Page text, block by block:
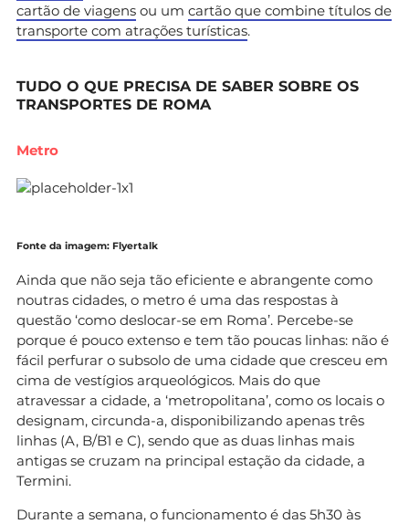
cartão de viagens ou um cartão que combine títulos de
transporte com atrações turísticas.
TUDO O QUE PRECISA DE SABER SOBRE OS
TRANSPORTES DE ROMA
Metro
Fonte da imagem: Flyertalk
Ainda que não seja tão eficiente e abrangente como
noutras cidades, o metro é uma das respostas à
questão ‘como deslocar-se em Roma’. Percebe-se
porque é pouco extenso e tem tão poucas linhas: não é
fácil perfurar o subsolo de uma cidade que cresceu em
cima de vestígios arqueológicos. Mais do que
atravessar a cidade, a ‘metropolitana’, como os locais o
designam, circunda-a, disponibilizando apenas três
linhas (A, B/B1 e C), sendo que as duas linhas mais
antigas se cruzam na principal estação da cidade, a
Termini.
Durante a semana, o funcionamento é das 5h30 às